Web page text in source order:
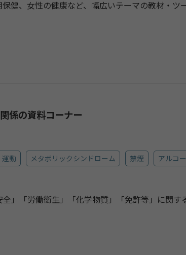
健、女性の健康など、幅広いテーマの教材・ツ
係の資料コーナー
運動 メタボリックシンドローム 禁煙 アルコ
」「労働衛生」「化学物質」「免許等」に関す